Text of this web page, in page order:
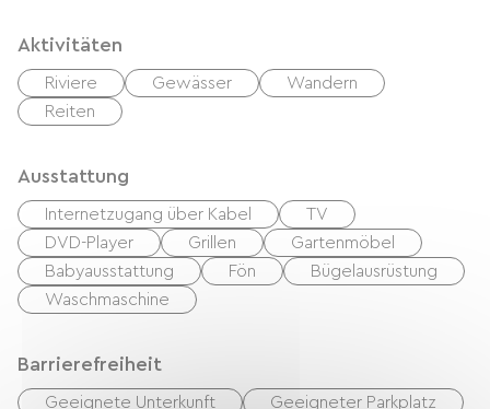
Aktivitäten
Riviere Gewässer
Wandern
Reiten
Ausstattung
Internetzugang über Kabel
TV
DVD-Player
Grillen
Gartenmöbel
Babyausstattung
Fön
Bügelausrüstung
Waschmaschine
Barrierefreiheit
Geeignete Unterkunft Geeigneter Parkplatz